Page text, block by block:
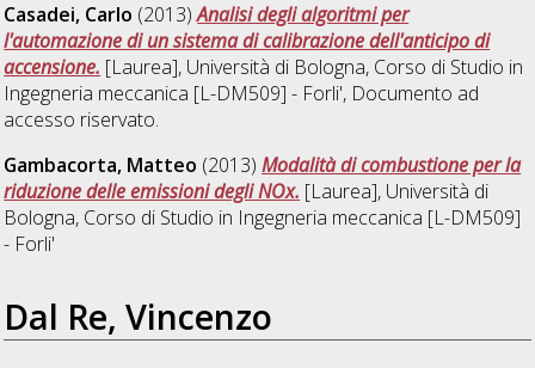
Casadei, Carlo (2013)Analisi degli algoritmi per
l'automazione di un sistema di calibrazione dell'anticipo di
accensione. [Laurea], Università di Bologna, Corso di Studio in
Ingegneria meccanica [L-DM509] - Forli', Documento ad
accesso riservato.
Gambacorta, Matteo (2013)Modalità di combustione per la
riduzione delle emissioni degli NOx. [Laurea], Università di
Bologna, Corso di Studio in Ingegneria meccanica [L-DM509]
- Forli'
Dal Re, Vincenzo